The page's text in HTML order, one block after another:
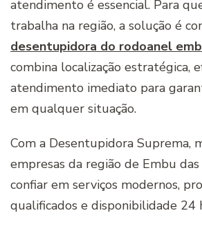
atendimento é essencial. Para
trabalha na região, a solução é
desentupidora do rodoanel
combina localização estratégica,
atendimento imediato para
em qualquer situação.
Com a Desentupidora Suprema,
empresas da região de Embu
confiar em serviços modernos,
qualificados e disponibilidade 24